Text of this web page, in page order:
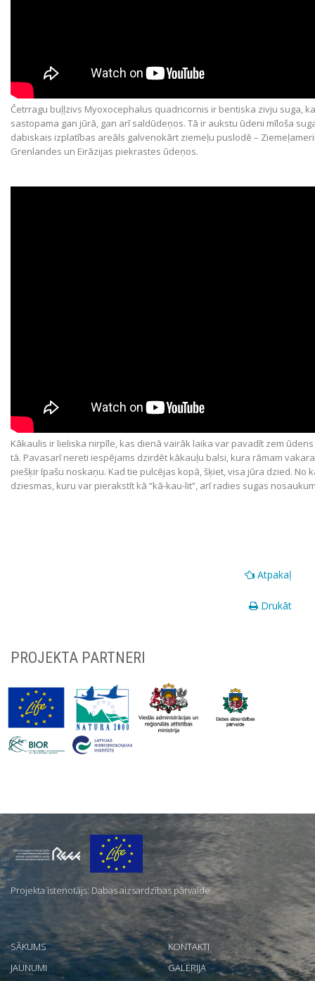
Četrragu buļļzivs Myoxocephalus quadricornis ir bentiska zivju suga,
sastopama gan jūrā, gan arī saldūdeņos. Tā ir aukstu ūdeni mīloša
dabiskais izplatības areāls galvenokārt ziemeļu puslodē –
Grenlandes un Eirāzijas piekrastes ūdeņos.
Kākaulis ir lieliska nirpīle, kas dienā vairāk laika var pavadīt zem
tā. Pavasarī nereti iespējams dzirdēt kākauļu balsi, kura rāmam
piešķir īpašu noskaņu. Kad tie pulcējas kopā, šķiet, visa jūra dzied. No
dziesmas, kuru var pierakstīt kā “kā-kau-lit”, arī radies sugas
Atpakaļ
Drukāt
PROJEKTA PARTNERI
Par
mums
Projekta īstenotājs: Dabas aizsardzības pārvalde
SĀKUMS
JAUNUMI
KONTAKTI
GALERIJA